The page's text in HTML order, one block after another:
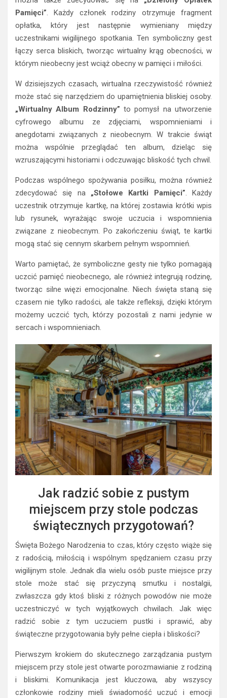
Pamięci”. Każdy członek rodziny otrzymuje fragment
opłatka, który jest następnie wymieniany między
uczestnikami wigilijnego spotkania. Ten symboliczny gest
łączy serca bliskich, tworząc wirtualny krąg obecności, w
którym nieobecny jest wciąż obecny w pamięci i miłości.
W dzisiejszych czasach, wirtualna rzeczywistość również
może stać się narzędziem do upamiętnienia bliskiej osoby.
„Wirtualny Album Rodzinny” to pomysł na utworzenie
cyfrowego albumu ze zdjęciami, wspomnieniami i
anegdotami związanych z nieobecnym. W trakcie świąt
można wspólnie przeglądać ten album, dzieląc się
wzruszającymi historiami i odczuwając bliskość tych chwil.
Podczas wspólnego spożywania posiłku, można również
zdecydować się na „Stołowe Kartki Pamięci”. Każdy
uczestnik otrzymuje kartkę, na której zostawia krótki wpis
lub rysunek, wyrażając swoje uczucia i wspomnienia
związane z nieobecnym. Po zakończeniu świąt, te kartki
mogą stać się cennym skarbem pełnym wspomnień.
Warto pamiętać, że symboliczne gesty nie tylko pomagają
uczcić pamięć nieobecnego, ale również integrują rodzinę,
tworząc silne więzi emocjonalne. Niech święta staną się
czasem nie tylko radości, ale także refleksji, dzięki którym
możemy uczcić tych, którzy pozostali z nami jedynie w
sercach i wspomnieniach.
Jak radzić sobie z pustym
miejscem przy stole podczas
świątecznych przygotowań?
Święta Bożego Narodzenia to czas, który często wiąże się
z radością, miłością i wspólnym spędzaniem czasu przy
wigilijnym stole. Jednak dla wielu osób puste miejsce przy
stole może stać się przyczyną smutku i nostalgii,
zwłaszcza gdy ktoś bliski z różnych powodów nie może
uczestniczyć w tych wyjątkowych chwilach. Jak więc
radzić sobie z tym uczuciem pustki i sprawić, aby
świąteczne przygotowania były pełne ciepła i bliskości?
Pierwszym krokiem do skutecznego zarządzania pustym
miejscem przy stole jest otwarte porozmawianie z rodziną
i bliskimi. Komunikacja jest kluczowa, aby wszyscy
członkowie rodziny mieli świadomość uczuć i emocji